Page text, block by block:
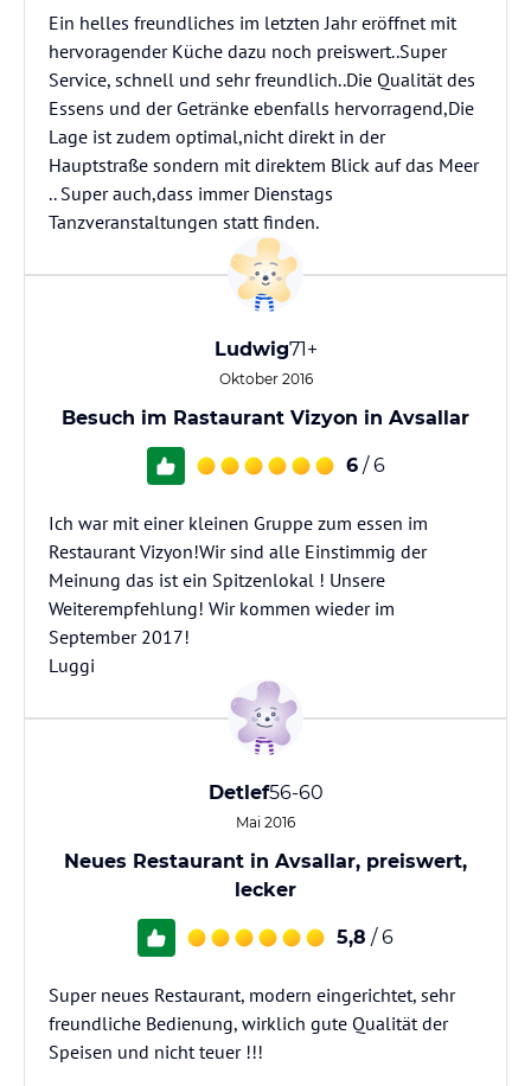
Ein helles freundliches im letzten Jahr eröffnet mit
hervoragender Küche dazu noch preiswert..Super
Service, schnell und sehr freundlich..Die Qualität des
Essens und der Getränke ebenfalls hervorragend,Die
Lage ist zudem optimal,nicht direkt in der
Hauptstraße sondern mit direktem Blick auf das Meer
.. Super auch,dass immer Dienstags
Tanzveranstaltungen statt finden.
Ludwig71+
Oktober 2016
Besuch im Rastaurant Vizyon in Avsallar
6 / 6
Ich war mit einer kleinen Gruppe zum essen im
Restaurant Vizyon!Wir sind alle Einstimmig der
Meinung das ist ein Spitzenlokal ! Unsere
Weiterempfehlung! Wir kommen wieder im
September 2017!
Luggi
Detlef56-60
Mai 2016
Neues Restaurant in Avsallar, preiswert,
lecker
5,8 / 6
Super neues Restaurant, modern eingerichtet, sehr
freundliche Bedienung, wirklich gute Qualität der
Speisen und nicht teuer !!!